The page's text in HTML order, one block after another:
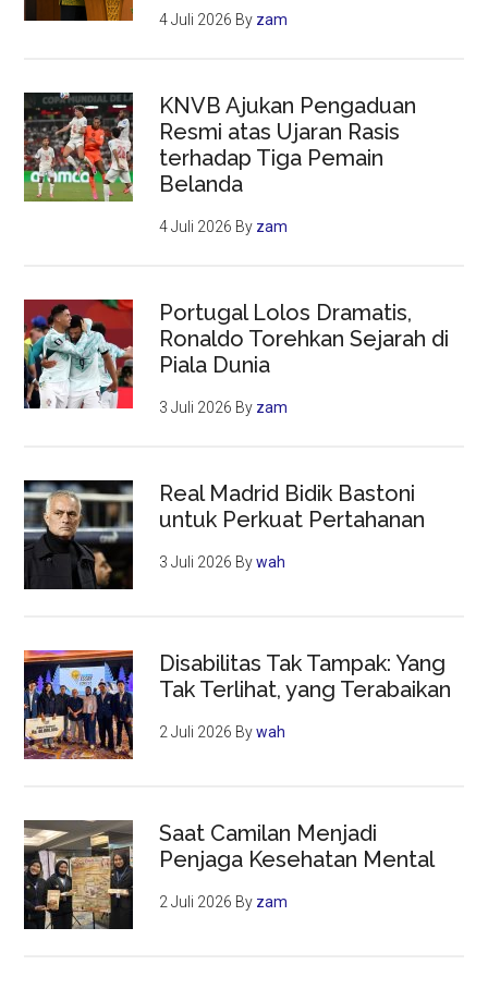
4 Juli 2026 By zam
KNVB Ajukan Pengaduan
Resmi atas Ujaran Rasis
terhadap Tiga Pemain
Belanda
4 Juli 2026 By zam
Portugal Lolos Dramatis,
Ronaldo Torehkan Sejarah di
Piala Dunia
3 Juli 2026 By zam
Real Madrid Bidik Bastoni
untuk Perkuat Pertahanan
3 Juli 2026 Bywah
Disabilitas Tak Tampak: Yang
Tak Terlihat, yang Terabaikan
2 Juli 2026 Bywah
Saat Camilan Menjadi
Penjaga Kesehatan Mental
2 Juli 2026 By zam